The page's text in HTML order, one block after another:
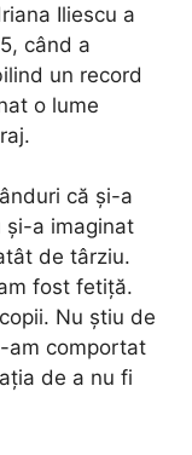
Iliescu a
când a
un record
o lume
că și-a
și-a imaginat
de târziu.
fost fetiță.
Nu știu de
am comportat
de a nu fi